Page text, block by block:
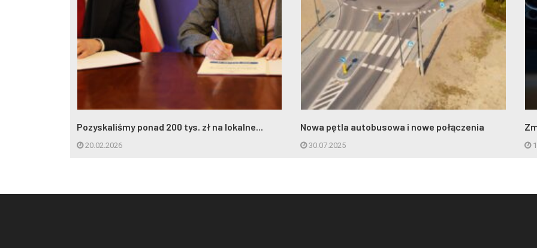
Pozyskaliśmy ponad 200 tys. zł na lokalne...
20.02.2026
Nowa pętla autobusowa i nowe połączenia
30.07.2025